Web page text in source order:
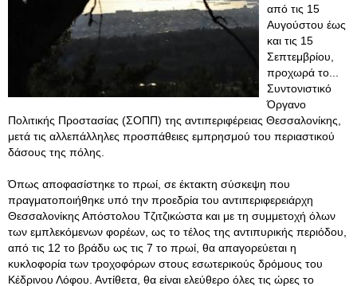
από τις 15
Αυγούστου έως
και τις 15
Σεπτεμβρίου,
προχωρά το...
Συντονιστικό
Όργανο
Πολιτικής Προστασίας (ΣΟΠΠ) της αντιπεριφέρειας Θεσσαλονίκης,
μετά τις αλλεπάλληλες προσπάθειες εμπρησμού του περιαστικού
δάσους της πόλης.
Όπως αποφασίστηκε το πρωί, σε έκτακτη σύσκεψη που
πραγματοποιήθηκε υπό την προεδρία του αντιπεριφερειάρχη
Θεσσαλονίκης Απόστολου Τζιτζικώστα και με τη συμμετοχή όλων
των εμπλεκόμενων φορέων, ως το τέλος της αντιπυρικής περιόδου,
από τις 12 το βράδυ ως τις 7 το πρωί, θα απαγορεύεται η
κυκλοφορία των τροχοφόρων στους εσωτερικούς δρόμους του
Κέδρινου Λόφου. Αντίθετα, θα είναι ελεύθερο όλες τις ώρες το